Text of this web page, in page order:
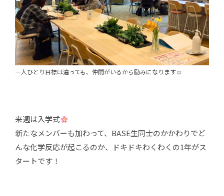
一人ひとり目標は違っても、仲間がいるから励みになります☺
来週は入学式
新たなメンバーも加わって、BASE生同士のかかわりでど
んな化学反応が起こるのか、ドキドキわくわくの1年がス
タートです！